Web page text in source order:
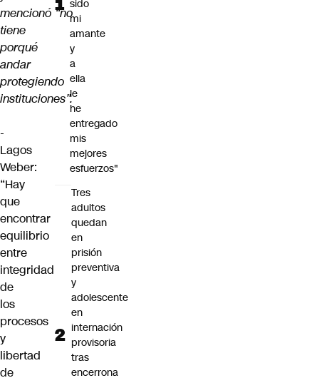
mencionó “no
tiene
porqué
andar
protegiendo
instituciones”.
-
Lagos
Weber:
“Hay
que
encontrar
equilibrio
entre
integridad
de
los
procesos
y
libertad
de
sido
mi
amante
y
a
ella
le
he
entregado
mis
mejores
esfuerzos"
Tres
adultos
quedan
en
prisión
preventiva
y
adolescente
en
internación
provisoria
tras
encerrona